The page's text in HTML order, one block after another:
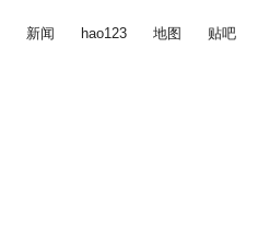
新闻 hao123 地图 贴吧